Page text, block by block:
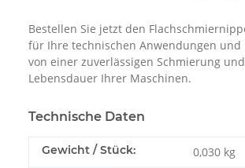
Bestellen Sie jetzt den
für Ihre technischen Anwendungen und
von einer zuverlässigen Schmierung
Lebensdauer Ihrer Maschinen.
Technische Daten
Gewicht / Stück: 0,030 kg